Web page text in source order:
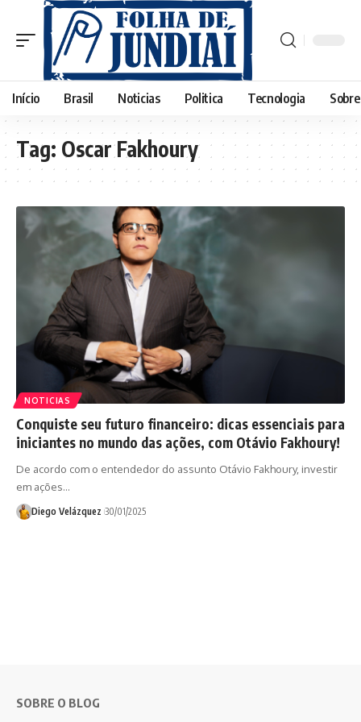
Início Brasil Noticias Politica Tecnologia
Tag: Oscar Fakhoury
NOTICIAS
Conquiste seu futuro financeiro: dicas essenciais para
iniciantes no mundo das ações, com Otávio Fakhoury!
De acordo com o entendedor do assunto Otávio Fakhoury, investir
em ações…
Diego Velázquez 30/01/2025
SOBRE O BLOG